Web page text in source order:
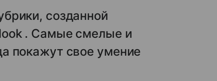
созданной
. Самые смелые и
покажут свое умение